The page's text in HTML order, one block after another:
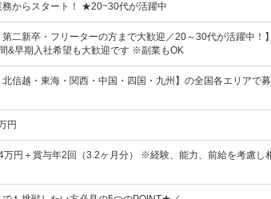
務からスタート！ ★20~30代が活躍中
第二新卒・フリーターの方まで大歓迎／20～30代が活躍中
&早期入社希望も大歓迎です ※副業もOK
北信越・東海・関西・中国・四国・九州】の全国各エリア
円
万円＋賞与年2回（3.2ヶ月分） ※経験、能力、前給を考慮し